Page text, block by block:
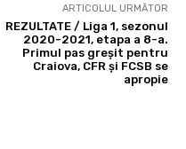
ARTICOLUL URMĂTOR
REZULTATE / Liga 1, sezonul
2020-2021, etapa a 8-a.
Primul pas greșit pentru
Craiova, CFR și FCSB se
apropie